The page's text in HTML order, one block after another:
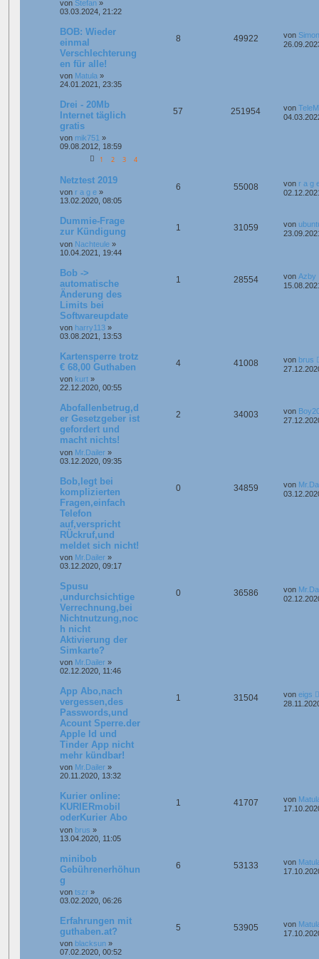
von Stefan »
03.03.2024, 21:22
BOB: Wieder
einmal
Verschlechterung
en für alle!
von Matula »
24.01.2021, 23:35
8 49922 von
Drei - 20Mb
Internet täglich
gratis
von mik751 »
09.08.2012, 18:59
1 2 3 4
57 251954 von
Netztest 2019
von r a g e »
13.02.2020, 08:05
6 55008 von r a g
Dummie-Frage
zur Kündigung
von Nachteule »
10.04.2021, 19:44
1 31059 von
Bob ->
automatische
Änderung des
Limits bei
Softwareupdate
von harry113 »
03.08.2021, 13:53
1 28554 von Azby
Kartensperre trotz
€ 68,00 Guthaben
von kurt »
22.12.2020, 00:55
4 41008 von brus
Abofallenbetrug,d
er Gesetzgeber ist
gefordert und
macht nichts!
von Mr.Dailer »
03.12.2020, 09:35
2 34003 von
Bob,legt bei
komplizierten
Fragen,einfach
Telefon
auf,verspricht
RÜckruf,und
meldet sich nicht!
von Mr.Dailer »
03.12.2020, 09:17
0 34859 von
Spusu
,undurchsichtige
Verrechnung,bei
Nichtnutzung,noc
h nicht
Aktivierung der
Simkarte?
von Mr.Dailer »
02.12.2020, 11:46
0 36586 von
App Abo,nach
vergessen,des
Passwords,und
Acount Sperre.der
Apple Id und
Tinder App nicht
mehr kündbar!
von Mr.Dailer »
20.11.2020, 13:32
1 31504 von eigs
Kurier online:
KURIERmobil
oderKurier Abo
von brus »
13.04.2020, 11:05
1 41707 von
minibob
Gebührenerhöhun
g
von tszr »
03.02.2020, 06:26
6 53133 von
Erfahrungen mit
guthaben.at?
von blacksun »
07.02.2020, 00:52
5 53905 von